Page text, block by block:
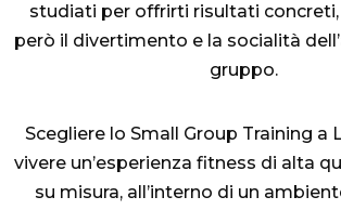
studiati per offrirti risultati
però il divertimento e la socialità
gruppo.
Scegliere lo Small Group Training a
vivere un’esperienza fitness di alta
su misura, all’interno di un